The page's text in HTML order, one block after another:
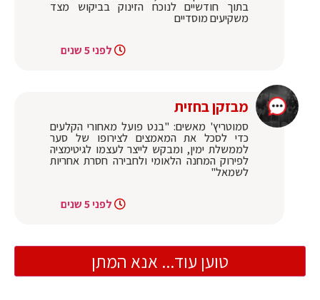
בתוך חודשיים לנוכח הזינוק בביקוש מצד
משקיעים מוסדיים
לפני 5 שנים
מבזקן בחזית
סמוטריץ' מאשים: "בנט פועל מאחורי הקלעים
כדי לסכל את המאמצים לצירופו של סער
לממשלת ימין, ומבקש לייצר לעצמו לגיטימציה
לפירוק המחנה הלאומי ולחבירה חסרת אחריות
לשמאל"
לפני 5 שנים
טוען עוד... אנא המתן